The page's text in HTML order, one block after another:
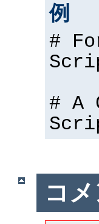
例
#
# A
コ